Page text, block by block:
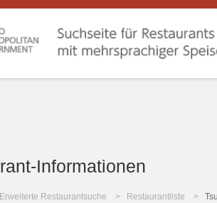
Informationen
Erweiterte Restaurantsuche Restaurantliste